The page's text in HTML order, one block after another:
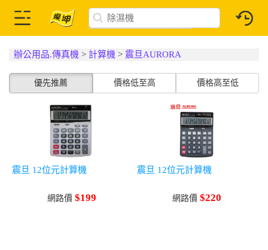
辦公用品.傳真機 > 計算機 > 震旦AURORA
優先推薦 價格低至高 價格高至低
震旦 12位元計算機
網路價 $199
震旦 12位元計算機
網路價 $220